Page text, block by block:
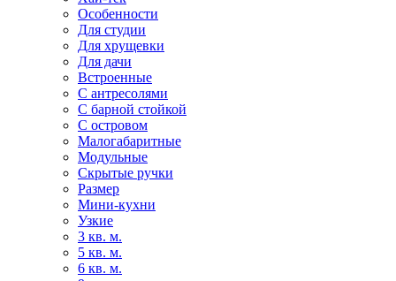
Особенности
Для студии
Для хрущевки
Для дачи
Встроенные
С антресолями
С барной стойкой
С островом
Малогабаритные
Модульные
Скрытые ручки
Размер
Мини-кухни
Узкие
3 кв. м.
5 кв. м.
6 кв. м.